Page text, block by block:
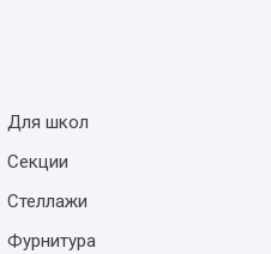
Для школ
Секции
Стеллажи
Фурнитура